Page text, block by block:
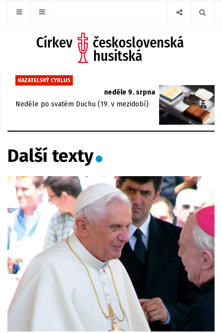
KAZATELSKÝ CYKLUS
neděle 9. srpna
Neděle po svatém Duchu (19. v mezidobí)
Další texty